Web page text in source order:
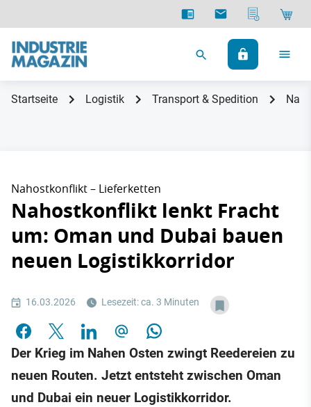
Startseite Logistik Transport & Spedition
Nahostkonflikt – Lieferketten
Nahostkonflikt lenkt Fracht
um: Oman und Dubai bauen
neuen Logistikkorridor
16.03.2026 Lesezeit: ca. 3 Minuten
Der Krieg im Nahen Osten zwingt Reedereien zu
neuen Routen. Jetzt entsteht zwischen Oman
und Dubai ein neuer Logistikkorridor.